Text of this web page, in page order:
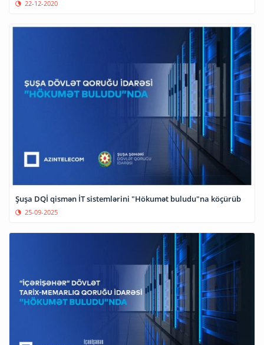
22-12-2020
Şuşa DQİ qismən İT sistemlərini "Hökumət buludu"na köçürüb
25-09-2025